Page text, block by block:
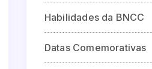
Habilidades da BNCC
Datas Comemorativas